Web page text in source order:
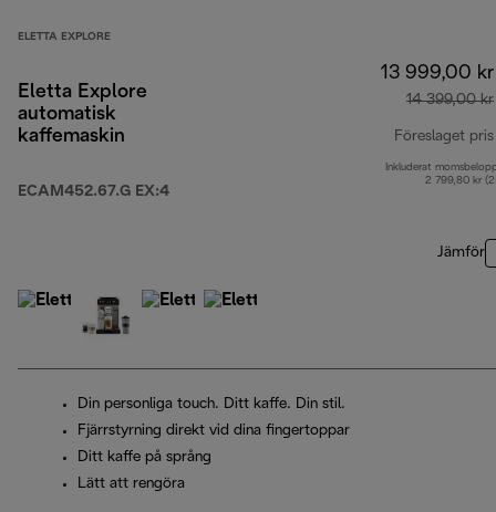
ELETTA EXPLORE
Eletta Explore
automatisk
kaffemaskin
ECAM452.67.G EX:4
13 999,00 kr
14 399,00 kr
Föreslaget pris
Inkluderat
2 799,80 kr
Jämför
Din personliga touch. Ditt kaffe. Din stil.
Fjärrstyrning direkt vid dina fingertoppar
Ditt kaffe på språng
Lätt att rengöra